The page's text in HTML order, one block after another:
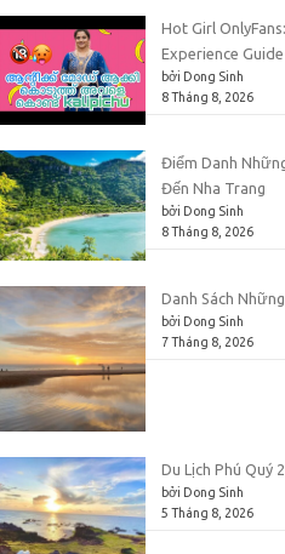
Hot Girl
Experience Guide
bởi Dong Sinh
8 Tháng 8, 2026
Điểm Danh
Đến Nha Trang
bởi Dong Sinh
8 Tháng 8, 2026
Danh Sách
bởi Dong Sinh
7 Tháng 8, 2026
Du Lịch Phú Quý
bởi Dong Sinh
5 Tháng 8, 2026